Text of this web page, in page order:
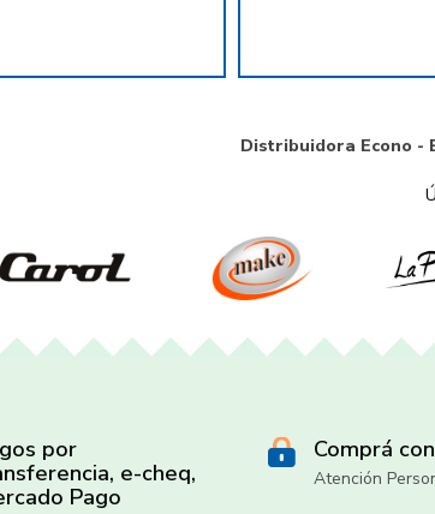
Distribuidora Econo -
por
e-cheq,
Pago
Comprá
Atención